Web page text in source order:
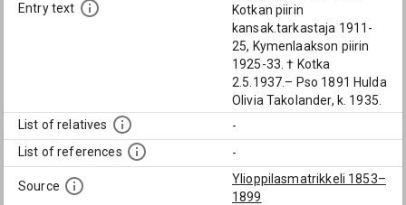
Entry text
Kotkan piirin
kansak.tarkastaja 1911-
25, Kymenlaakson piirin
1925-33. † Kotka
2.5.1937.– Pso 1891 Hulda
Olivia Takolander, k. 1935.
List of relatives
-
List of references
-
Source
Ylioppilasmatrikkeli 1853–
1899